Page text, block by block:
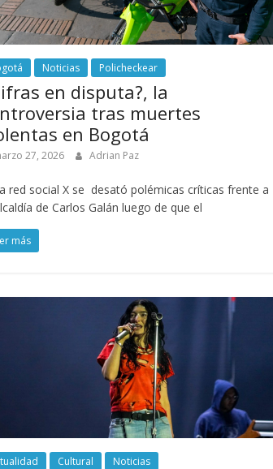
Noticias Policheckear
en disputa?, la
tras muertes
en Bogotá
27, 2026 Adrian Paz
red social X se desató polémicas críticas frente a
de Carlos Galán luego de que el
más
Cultural Noticias